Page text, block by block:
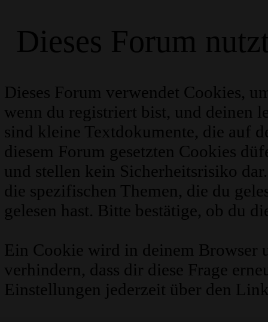
Dieses Forum
Dieses Forum verwendet Cookies,
wenn du registriert bist, und deinen
sind kleine Textdokumente, die auf
diesem Forum gesetzten Cookies
und stellen kein Sicherheitsrisiko
die spezifischen Themen, die du
gelesen hast. Bitte bestätige, ob du
Ein Cookie wird in deinem Browser
verhindern, dass dir diese Frage
Einstellungen jederzeit über den